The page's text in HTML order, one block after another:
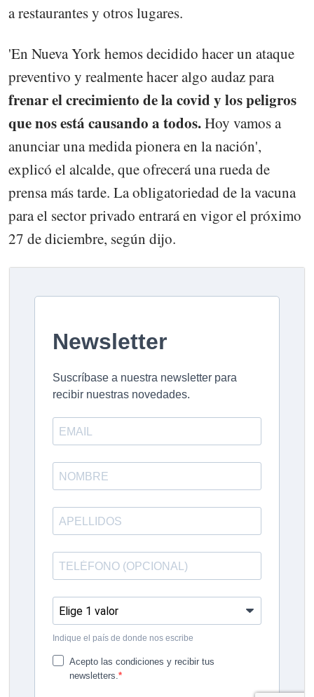
a restaurantes y otros lugares.
'En Nueva York hemos decidido hacer un ataque
preventivo y realmente hacer algo audaz para
frenar el crecimiento de la covid y los peligros
que nos está causando a todos.Hoy vamos a
anunciar una medida pionera en la nación',
explicó el alcalde, que ofrecerá una rueda de
prensa más tarde. La obligatoriedad de la vacuna
para el sector privado entrará en vigor el próximo
27 de diciembre, según dijo.